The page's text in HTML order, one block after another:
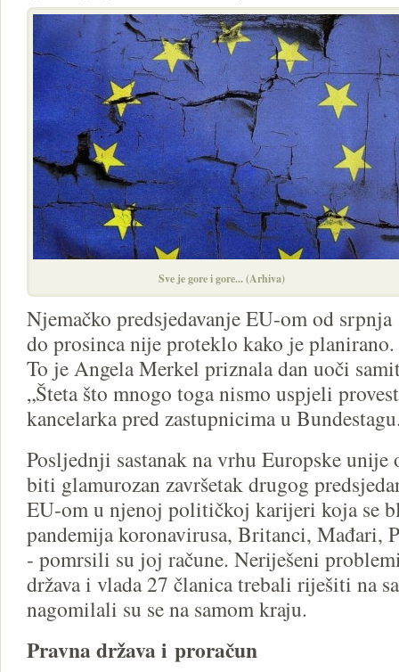
Sve je gore i gore... (Arhiva)
Njemačko predsjedavanje EU-om od srpnja
do prosinca nije proteklo kako je planirano.
To je Angela Merkel priznala dan uoči
„Šteta što mnogo toga nismo uspjeli
kancelarka pred zastupnicima u
Posljednji sastanak na vrhu Europske unije
biti glamurozan završetak drugog
EU-om u njenoj političkoj karijeri koja se
pandemija koronavirusa, Britanci, Mađari,
- pomrsili su joj račune. Neriješeni
država i vlada 27 članica trebali riješiti na
nagomilali su se na samom kraju.
Pravna država i proračun